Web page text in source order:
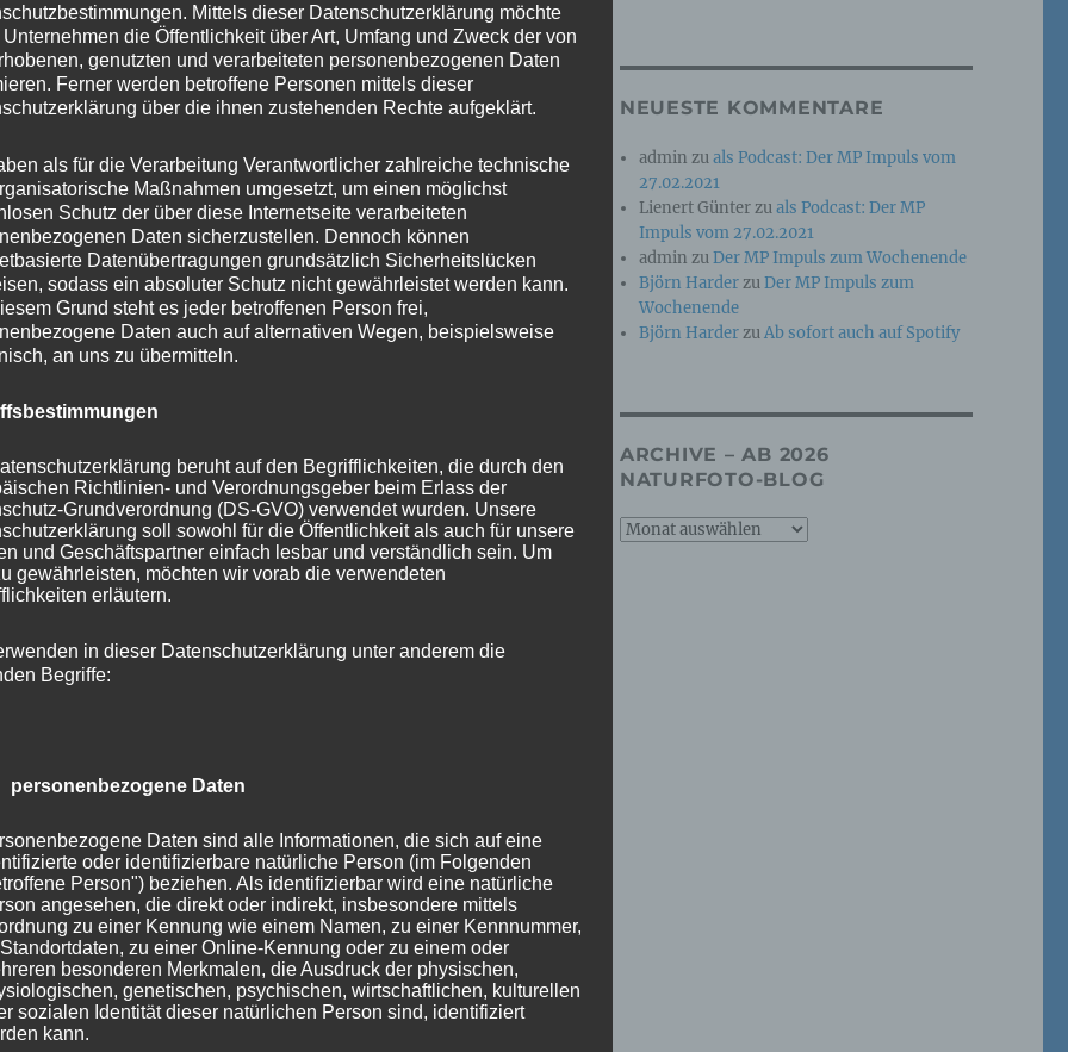
Papier und notiere die Menschen, die dir wichtig
bei denen du spürst: Sie wären auch dann noch da,
zu geben hätte außer meiner Zeit.
steht auf dieser Liste – und warum?
dem Geben prüfen
du zuletzt etwas für einen Freund oder eine
hast.
ein Gefallen, eine Einladung?
Habe ich es getan, um Freude zu schenken – oder
oder Nähe „zu sichern“?
Gegenseitigkeit prüfen
eine schwierige Phase in deinem Leben. Wer war da –
was er oder sie davon hat?
vor Augen: Für wen warst du in einer
da?
pflegen
Woche mindestens ein Gespräch oder
es nichts Materielles gibt – nur Zeit, Zuhören, echtes
diese Qualität der Begegnung anfühlt und was sie in dir
für die Zukunft
oder bestehenden Kontakten regelmäßig die Frage:
auch dann halten, wenn es nichts zu holen
nicht trennen, sondern klarer machen, wo du deine
möchtest.
Beziehung liegt nicht darin, was wir investieren
NEUESTE KOMMENTARE
admin zuals Podcast: Der MP Impuls vom
27.02.2021
Lienert Günterzuals Podcast: Der MP
Impuls vom 27.02.2021
admin zuDer MP Impuls zum Wochenende
Björn HarderzuDer MP Impuls zum
Wochenende
Björn HarderzuAb sofort auch auf Spotify
ARCHIVE – AB 2026
NATURFOTO-BLOG
Archive
Mittels dieser Datenschutzerklärung möchte
Unternehmen die Öffentlichkeit über Art, Umfang und Zweck der von
genutzten und verarbeiteten personenbezogenen Daten
Ferner werden betroffene Personen mittels dieser
über die ihnen zustehenden Rechte aufgeklärt.
als für die Verarbeitung Verantwortlicher zahlreiche technische
Maßnahmen umgesetzt, um einen möglichst
Schutz der über diese Internetseite verarbeiteten
Daten sicherzustellen. Dennoch können
Datenübertragungen grundsätzlich Sicherheitslücken
sodass ein absoluter Schutz nicht gewährleistet werden kann.
Grund steht es jeder betroffenen Person frei,
Daten auch auf alternativen Wegen, beispielsweise
an uns zu übermitteln.
beruht auf den Begrifflichkeiten, die durch den
Richtlinien- und Verordnungsgeber beim Erlass der
Grundverordnung (DS-GVO) verwendet wurden. Unsere
soll sowohl für die Öffentlichkeit als auch für unsere
und Geschäftspartner einfach lesbar und verständlich sein. Um
gewährleisten, möchten wir vorab die verwendeten
erläutern.
in dieser Datenschutzerklärung unter anderem die
Begriffe:
Daten
Daten sind alle Informationen, die sich auf eine
oder identifizierbare natürliche Person (im Folgenden
Person") beziehen. Als identifizierbar wird eine natürliche
angesehen, die direkt oder indirekt, insbesondere mittels
zu einer Kennung wie einem Namen, zu einer Kennnummer,
zu einer Online-Kennung oder zu einem oder
besonderen Merkmalen, die Ausdruck der physischen,
genetischen, psychischen, wirtschaftlichen, kulturellen
sozialen Identität dieser natürlichen Person sind, identifiziert
kann.